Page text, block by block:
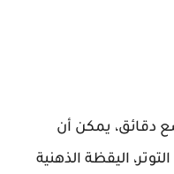
دقائق، يمكن أن
اليقظة الذهنية